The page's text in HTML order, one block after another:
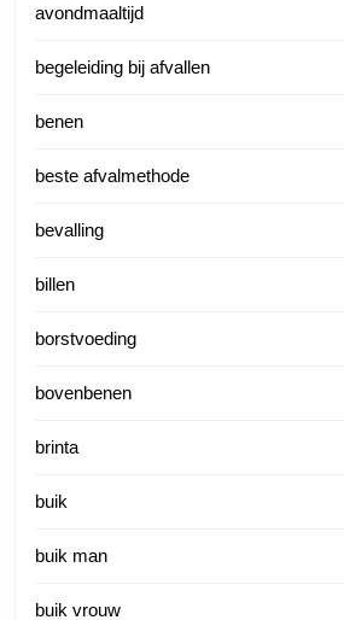
avondmaaltijd
begeleiding bij afvallen
benen
beste afvalmethode
bevalling
billen
borstvoeding
bovenbenen
brinta
buik
buik man
buik vrouw